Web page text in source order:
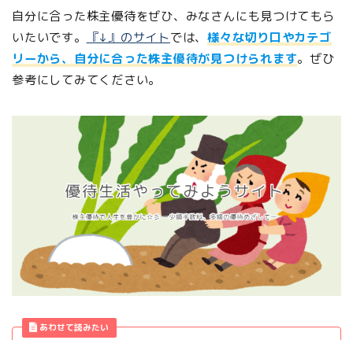
自分に合った株主優待をぜひ、みなさんにも見つけてもら
いたいです。
『↓』のサイトでは、様々な切り口やカテゴ
リーから、自分に合った株主優待が見つけられます。ぜひ
参考にしてみてください。